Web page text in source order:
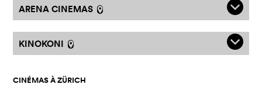
ARENA CINEMAS l q
KINOKONI l q
CINÉMAS À ZÜRICH